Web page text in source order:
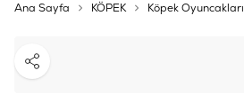
Ana Sayfa KÖPEK Köpek Oyuncakları
Paylaş